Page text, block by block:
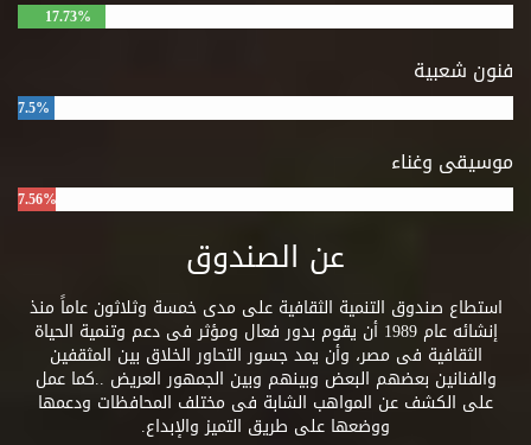
17.73%
فنون شعبية
7.5%
موسيقى وغناء
7.56%
عن الصندوق
استطاع صندوق التنمية الثقافية على مدى خمسة وثلاثون عاماً منذ
إنشائه عام 1989 أن يقوم بدور فعال ومؤثر فى دعم وتنمية الحياة
الثقافية فى مصر، وأن يمد جسور التحاور الخلاق بين المثقفين
والفنانين بعضهم البعض وبينهم وبين الجمهور العريض ..كما عمل
على الكشف عن المواهب الشابة فى مختلف المحافظات ودعمها
ووضعها على طريق التميز والإبداع.